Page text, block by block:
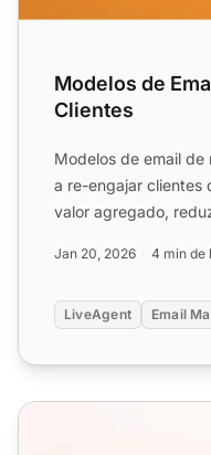
Modelos de
Clientes
Modelos de email
a re-engajar clientes
valor agregado,
Jan 20, 2026 4 min de
LiveAgent Email
Modelos de E-mail